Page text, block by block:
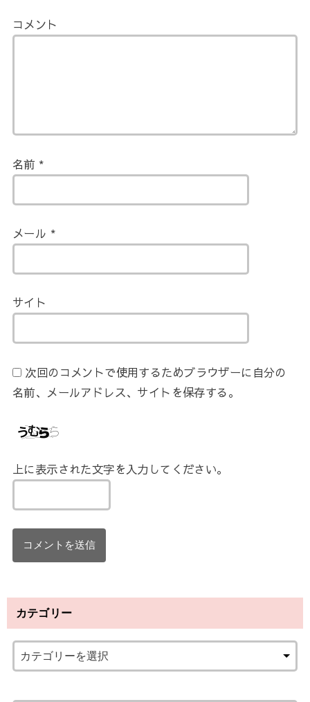
コメント
名前 *
メール *
サイト
次回のコメントで使用するためブラウザーに自分の
名前、メールアドレス、サイトを保存する。
上に表示された文字を入力してください。
カテゴリー